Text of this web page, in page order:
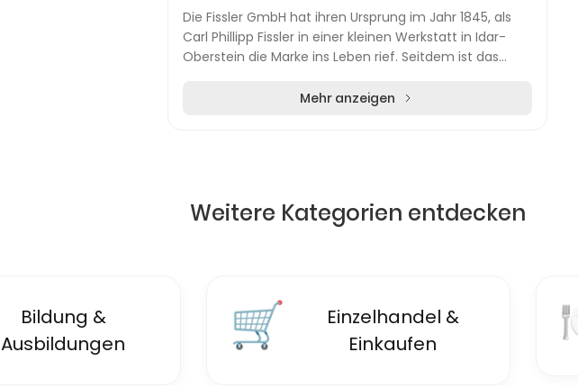
Die Fissler GmbH hat ihren Ursprung im Jahr 1845, als
Carl Phillipp Fissler in einer kleinen Werkstatt in Idar-
Oberstein die Marke ins Leben rief. Seitdem ist das
Mehr anzeigen
Weitere Kategorien entdecken
Bildung &
Ausbildungen
🛒
Einzelhandel &
Einkaufen